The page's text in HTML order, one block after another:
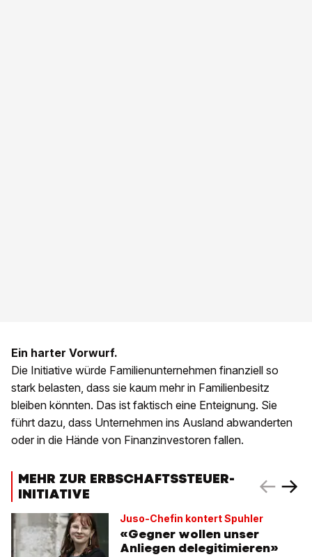
Ein harter Vorwurf.
Die Initiative würde Familienunternehmen finanziell so
stark belasten, dass sie kaum mehr in Familienbesitz
bleiben könnten. Das ist faktisch eine Enteignung. Sie
führt dazu, dass Unternehmen ins Ausland abwanderten
oder in die Hände von Finanzinvestoren fallen.
MEHR ZUR ERBSCHAFTSSTEUER-
INITIATIVE
Juso-Chefin kontert Spuhler
«Gegner wollen unser
Anliegen delegitimieren»